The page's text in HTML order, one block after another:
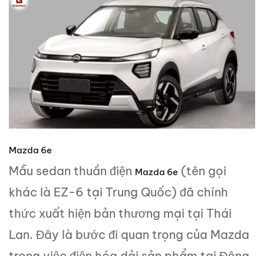
Mazda 6e
Mẫu sedan thuần điện Mazda 6e (tên gọi
khác là EZ-6 tại Trung Quốc) đã chính
thức xuất hiện bản thương mại tại Thái
Lan. Đây là bước đi quan trọng của Mazda